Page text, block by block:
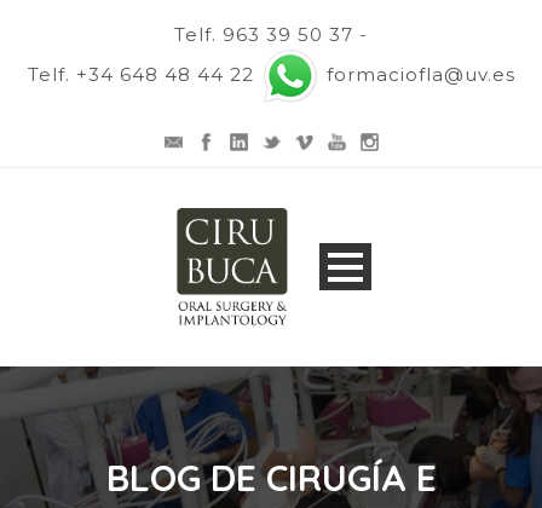
Telf. 963 39 50 37 -
Telf. +34 648 48 44 22
formaciofla@uv.es
BLOG DE CIRUGÍA E